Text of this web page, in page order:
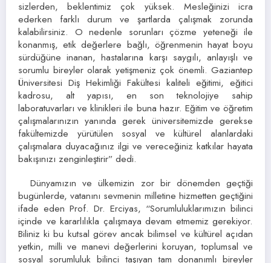
sizlerden, beklentimiz çok yüksek. Mesleğinizi icra
ederken farklı durum ve şartlarda çalışmak zorunda
kalabilirsiniz. O nedenle sorunları çözme yeteneği ile
konanmış, etik değerlere bağlı, öğrenmenin hayat boyu
sürdüğüne inanan, hastalarına karşı saygılı, anlayışlı ve
sorumlu bireyler olarak yetişmeniz çok önemli. Gaziantep
Üniversitesi Diş Hekimliği Fakültesi kaliteli eğitimi, eğitici
kadrosu, alt yapısı, en son teknolojiye sahip
laboratuvarları ve klinikleri ile buna hazır. Eğitim ve öğretim
çalışmalarınızın yanında gerek üniversitemizde gerekse
fakültemizde yürütülen sosyal ve kültürel alanlardaki
çalışmalara duyacağınız ilgi ve vereceğiniz katkılar hayata
bakışınızı zenginleştirir” dedi.
Dünyamızın ve ülkemizin zor bir dönemden geçtiği
bugünlerde, vatanını sevmenin milletine hizmetten geçtiğini
ifade eden Prof. Dr. Erciyas, “Sorumluluklarımızın bilinci
içinde ve kararlılıkla çalışmaya devam etmemiz gerekiyor.
Biliniz ki bu kutsal görev ancak bilimsel ve kültürel açıdan
yetkin, milli ve manevi değerlerini koruyan, toplumsal ve
sosyal sorumluluk bilinci taşıyan tam donanımlı bireyler